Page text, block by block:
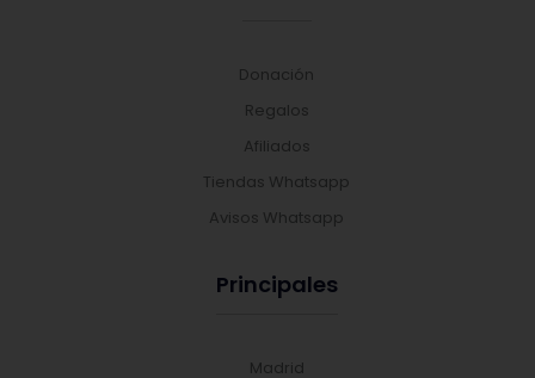
Donación
Regalos
Afiliados
Tiendas Whatsapp
Avisos Whatsapp
Principales
Madrid